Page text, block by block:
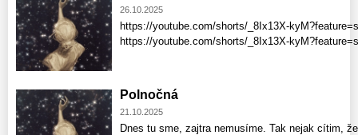
26.10.2025
https://youtube.com/shorts/_8Ix13X-
https://youtube.com/shorts/_8Ix13X-
Polnočná
21.10.2025
Dnes tu sme, zajtra nemusíme. Tak nejak cítim,